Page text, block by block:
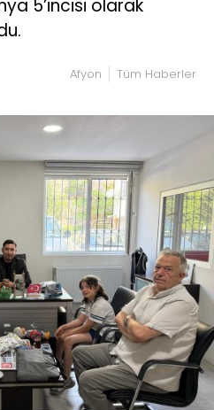
5’incisi olarak
Afyon Tüm Haberler